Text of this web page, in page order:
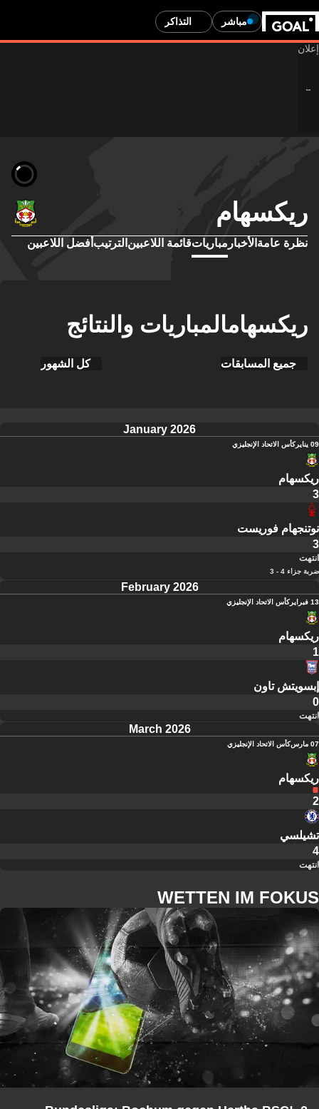
مباشر التذاكر
ريكسهام
نظرة عامة الأخبار مبارياتقائمة اللاعبين الترتيب أفضل اللاعبين
ريكسهامالمباريات والنتائج
جميع المسابقات كل الشهور
January 2026
09 يناير كأس الاتحاد الإنجليزي
ريكسهام
3
نوتنجهام فوريست
3
انتهت
ضربة جزاء 4 - 3
February 2026
13 فبراير كأس الاتحاد الإنجليزي
ريكسهام
1
إبسويتش تاون
0
انتهت
March 2026
07 مارس كأس الاتحاد الإنجليزي
ريكسهام
2
تشيلسي
4
انتهت
WETTEN IM FOKUS